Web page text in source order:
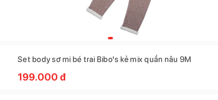
Set body sơ mi bé trai Bibo's kẻ mix quần nâu 9M
199.000 đ